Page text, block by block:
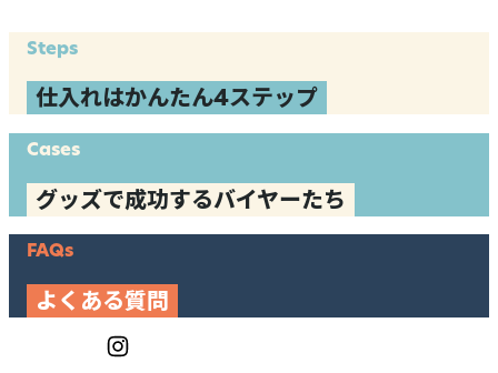
Steps
仕入れはかんたん4ステップ
Cases
グッズで成功するバイヤーたち
FAQs
よくある質問